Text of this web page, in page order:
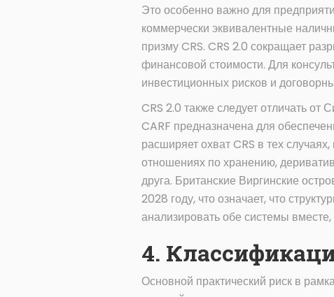
Это особенно важно для
коммерчески эквивалентные
призму CRS. CRS 2.0 сокращает
финансовой стоимости. Для
инвестиционных рисков и
CRS 2.0 также следует отличать
CARF предназначена для
расширяет охват CRS в тех
отношениях по хранению,
друга. Британские Виргинские
2028 году, что означает, что
анализировать обе системы
4.
Основной практический риск в